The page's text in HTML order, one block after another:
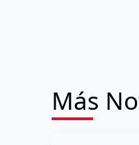
Más